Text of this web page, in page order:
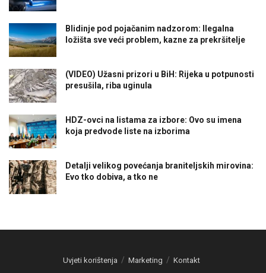
Blidinje pod pojačanim nadzorom: Ilegalna
ložišta sve veći problem, kazne za prekršitelje
(VIDEO) Užasni prizori u BiH: Rijeka u potpunosti
presušila, riba uginula
HDZ-ovci na listama za izbore: Ovo su imena
koja predvode liste na izborima
Detalji velikog povećanja braniteljskih mirovina:
Evo tko dobiva, a tko ne
Uvjeti korištenja Marketing Kontakt